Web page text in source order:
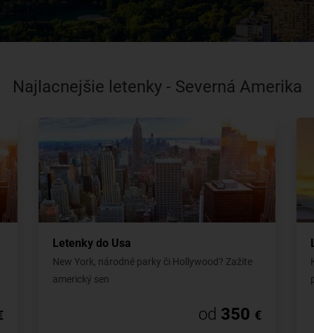
Najlacnejšie letenky - Severná Amerika
Letenky do Usa
New York, národné parky či Hollywood? Zažite
americký sen
od 350 €